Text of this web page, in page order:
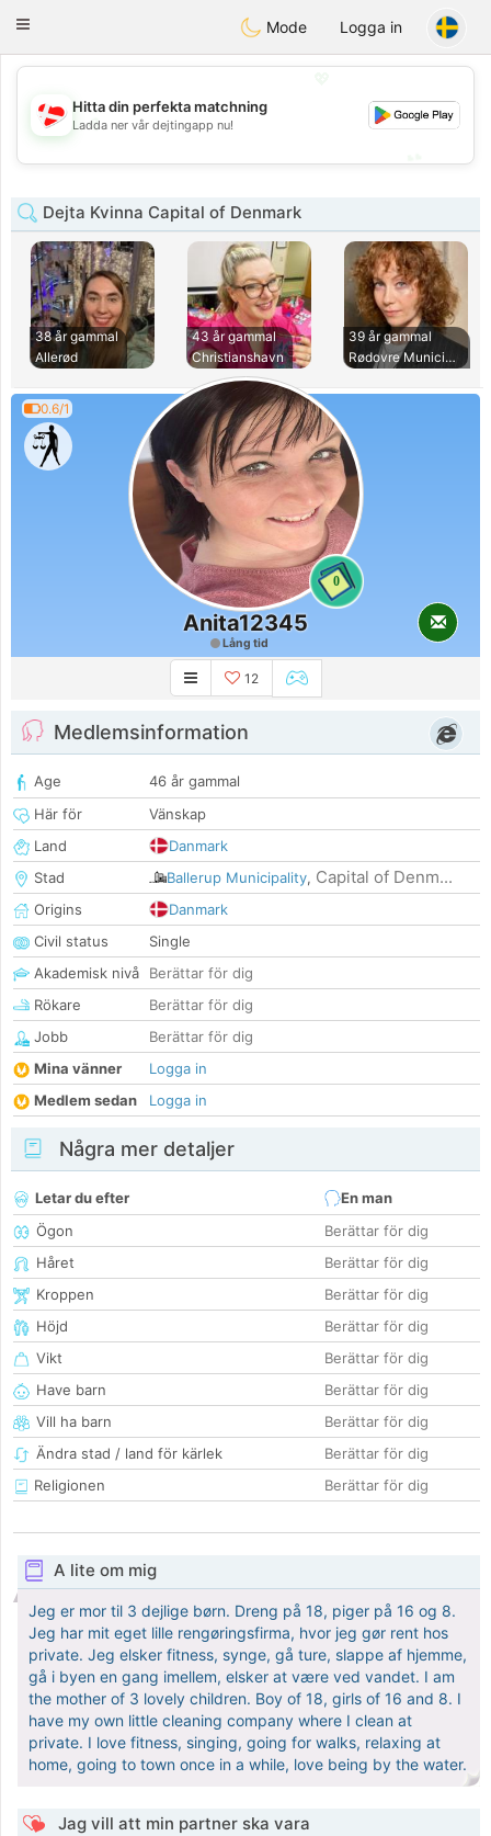
SmukDansk
Toggle
Mode Logga in
💖
💕
Hitta din perfekta matchning
Ladda ner vår dejtingapp nu!
Dejta Kvinna Capital of Denmark
38 år gammal
Allerød
43 år gammal
Christianshavn
39 år gammal
Rødovre Municipali
0.6/1
0
Anita12345
Lång tid
12
Medlemsinformation
Age
46 år gammal
Här för
Vänskap
Land
Danmark
Stad
Ballerup Municipality, Capital of Denm...
Origins
Danmark
Civil status
Single
Akademisk nivå
Berättar för dig
Rökare
Berättar för dig
Jobb
Berättar för dig
Mina vänner
Logga in
Medlem sedan
Logga in
Några mer detaljer
Letar du efter
En man
Ögon
Berättar för dig
Håret
Berättar för dig
Kroppen
Berättar för dig
Höjd
Berättar för dig
Vikt
Berättar för dig
Have barn
Berättar för dig
Vill ha barn
Berättar för dig
Ändra stad / land för kärlek
Berättar för dig
Religionen
Berättar för dig
A lite om mig
Jeg er mor til 3 dejlige børn. Dreng på 18, piger på 16 og 8.
Jeg har mit eget lille rengøringsfirma, hvor jeg gør rent hos
private. Jeg elsker fitness, synge, gå ture, slappe af hjemme,
gå i byen en gang imellem, elsker at være ved vandet. I am
the mother of 3 lovely children. Boy of 18, girls of 16 and 8. I
have my own little cleaning company where I clean at
private. I love fitness, singing, going for walks, relaxing at
home, going to town once in a while, love being by the water.
Jag vill att min partner ska vara